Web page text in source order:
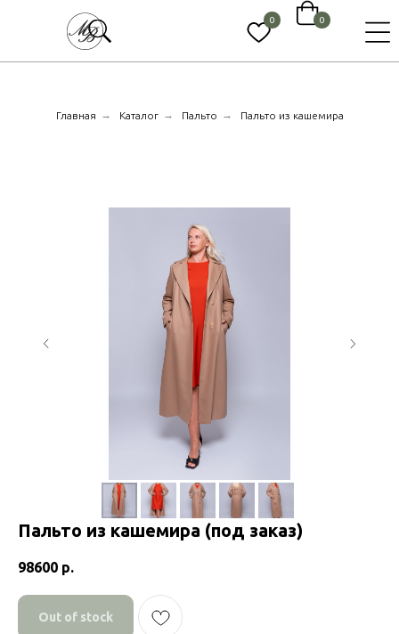
0
0
Главная → Каталог → Пальто → Пальто из кашемира
Пальто из кашемира (под заказ)
98600 р.
Out of stock